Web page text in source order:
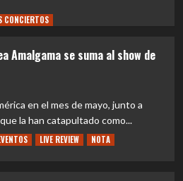
CONCIERTOS
Amalgama se suma al show de
en el mes de mayo, junto a
la han catapultado como...
LIVE REVIEW
NOTA